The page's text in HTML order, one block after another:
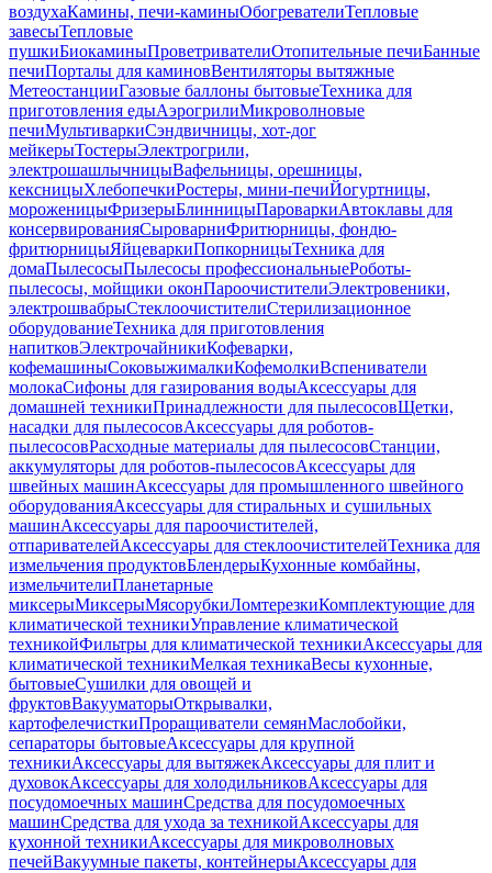
воздухаКамины, печи-каминыОбогревателиТепловые
завесыТепловые
пушкиБиокаминыПроветривателиОтопительные печиБанные
печиПорталы для каминовВентиляторы вытяжные
МетеостанцииГазовые баллоны бытовыеТехника для
приготовления едыАэрогрилиМикроволновые
печиМультиваркиСэндвичницы, хот-дог
мейкерыТостерыЭлектрогрили,
электрошашлычницыВафельницы, орешницы,
кексницыХлебопечкиРостеры, мини-печиЙогуртницы,
мороженицыФризерыБлинницыПароваркиАвтоклавы для
консервированияСыроварниФритюрницы, фондю-
фритюрницыЯйцеваркиПопкорницыТехника для
домаПылесосыПылесосы профессиональныеРоботы-
пылесосы, мойщики оконПароочистителиЭлектровеники,
электрошвабрыСтеклоочистителиСтерилизационное
оборудованиеТехника для приготовления
напитковЭлектрочайникиКофеварки,
кофемашиныСоковыжималкиКофемолкиВспениватели
молокаСифоны для газирования водыАксессуары для
домашней техникиПринадлежности для пылесосовЩетки,
насадки для пылесосовАксессуары для роботов-
пылесосовРасходные материалы для пылесосовСтанции,
аккумуляторы для роботов-пылесосовАксессуары для
швейных машинАксессуары для промышленного швейного
оборудованияАксессуары для стиральных и сушильных
машинАксессуары для пароочистителей,
отпаривателейАксессуары для стеклоочистителейТехника для
измельчения продуктовБлендерыКухонные комбайны,
измельчителиПланетарные
миксерыМиксерыМясорубкиЛомтерезкиКомплектующие для
климатической техникиУправление климатической
техникойФильтры для климатической техникиАксессуары для
климатической техникиМелкая техникаВесы кухонные,
бытовыеСушилки для овощей и
фруктовВакууматорыОткрывалки,
картофелечисткиПроращиватели семянМаслобойки,
сепараторы бытовыеАксессуары для крупной
техникиАксессуары для вытяжекАксессуары для плит и
духовокАксессуары для холодильниковАксессуары для
посудомоечных машинСредства для посудомоечных
машинСредства для ухода за техникойАксессуары для
кухонной техникиАксессуары для микроволновых
печейВакуумные пакеты, контейнерыАксессуары для